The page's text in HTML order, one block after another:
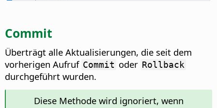
Commit
Überträgt alle Aktualisierungen, die seit dem
vorherigen Aufruf Commit oder Rollback
durchgeführt wurden.
Diese Methode wird ignoriert, wenn